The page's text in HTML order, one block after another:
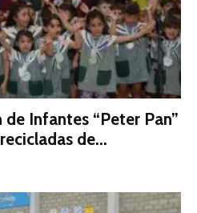
de Infantes “Peter Pan”
de...